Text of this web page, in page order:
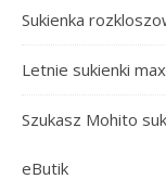
Sukienka
Letnie sukienki
Szukasz Mohito
eButik